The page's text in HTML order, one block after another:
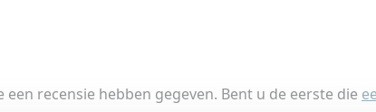
recensie hebben gegeven. Bent u de eerste die